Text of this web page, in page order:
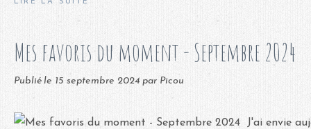
LIRE LA SUITE
Mes favoris du moment - Septembre 2024
Publié le 15 septembre 2024 par Picou
J'ai envie